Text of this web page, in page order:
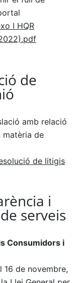
I HQR
de
amb relació
matèria de
de litigis
i
serveis
Consumidors i
16 de novembre,